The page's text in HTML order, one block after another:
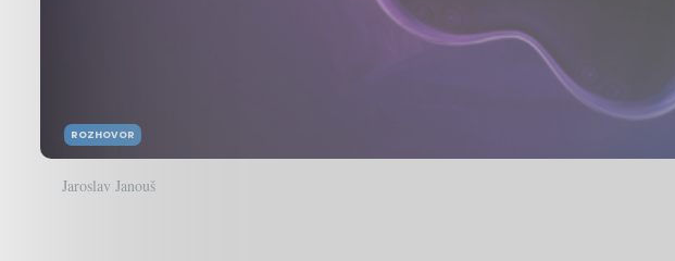
ROZHOVOR
Jaroslav Janouš